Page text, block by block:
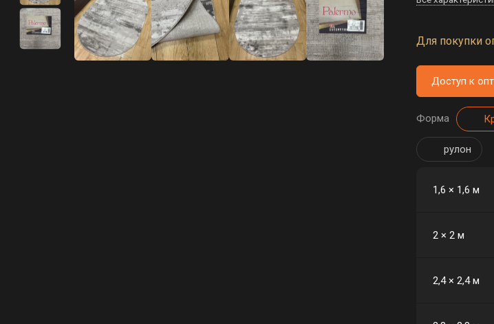
Для покупки
Доступ к
Форма
рулон
1,6 × 1,6 м
2 × 2 м
2,4 × 2,4 м